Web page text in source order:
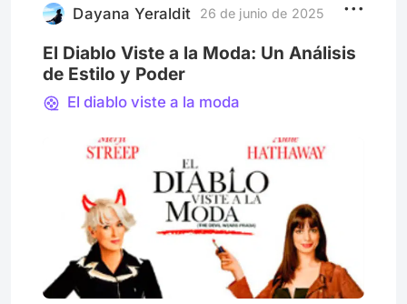
(David Frankel) o como se la cono
Dayana Yeraldit 26 de junio de 2025
El Diablo Viste a la Moda: Un Análisis
de Estilo y Poder
El diablo viste a la moda